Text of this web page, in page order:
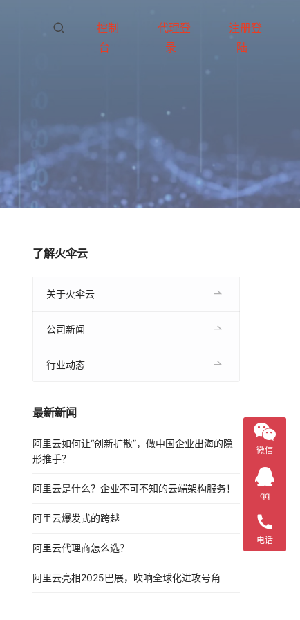
控制
台
代理登
录
注册登
陆
了解火伞云
关于火伞云
公司新闻
行业动态
最新新闻
阿里云如何让“创新扩散”，做中国企业出海的隐
形推手？
阿里云是什么？企业不可不知的云端架构服务！
阿里云爆发式的跨越
阿里云代理商怎么选？
阿里云亮相2025巴展，吹响全球化进攻号角
微信
qq
电话